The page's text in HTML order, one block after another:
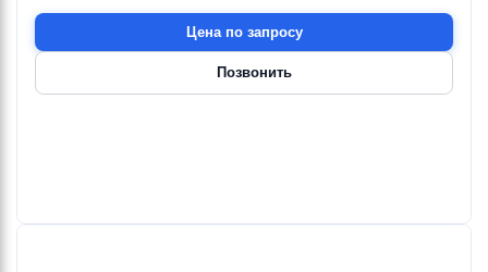
Цена по запросу
Позвонить